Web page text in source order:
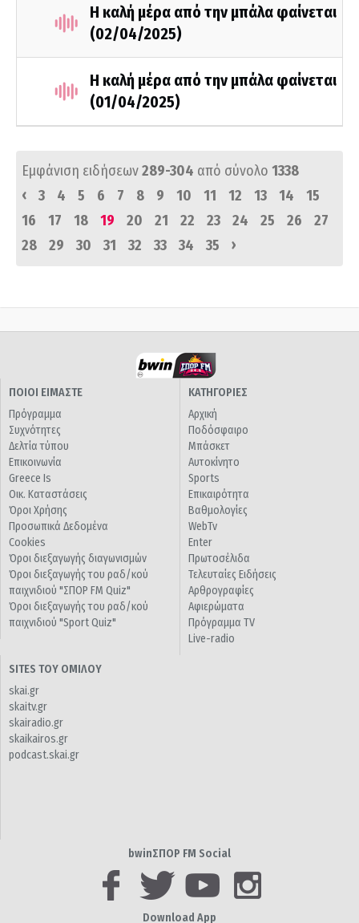
Η καλή μέρα από την μπάλα φαίνεται
(02/04/2025)
Η καλή μέρα από την μπάλα φαίνεται
(01/04/2025)
Εμφάνιση ειδήσεων289-304 από σύνολο 1338
‹
3 4 5 6 7 8 9 10 11 12 13 14
15
16
17 18 19 20 21 22 23 24 25 26
27
28
29 30 31 32 33 34 35 ›
ΠΟΙΟΙ ΕΙΜΑΣΤΕ
Πρόγραμμα
Συχνότητες
Δελτία τύπου
Επικοινωνία
Greece Is
Οικ. Καταστάσεις
Όροι Χρήσης
Προσωπικά Δεδομένα
Cookies
Όροι διεξαγωγής διαγωνισμών
Όροι διεξαγωγής του ραδ/κού
παιχνιδιού "ΣΠΟΡ FM Quiz"
Όροι διεξαγωγής του ραδ/κού
παιχνιδιού "Sport Quiz"
ΚΑΤΗΓΟΡΙΕΣ
Αρχική
Ποδόσφαιρο
Μπάσκετ
Αυτοκίνητο
Sports
Επικαιρότητα
Βαθμολογίες
WebTv
Enter
Πρωτοσέλιδα
Τελευταίες Ειδήσεις
Αρθρογραφίες
Αφιερώματα
Πρόγραμμα TV
Live-radio
SITES ΤΟΥ ΟΜΙΛΟΥ
skai.gr
skaitv.gr
skairadio.gr
skaikairos.gr
podcast.skai.gr
bwinΣΠΟΡ FM Social
Download App